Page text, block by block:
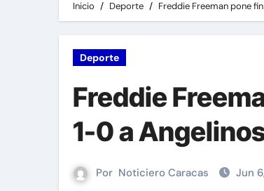
Inicio Deporte Freddie Freeman pone
Deporte
Freddie
1-0 a
Por Noticiero Caracas Jun